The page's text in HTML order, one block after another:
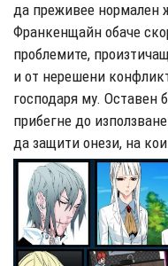
да преживее нормален
Франкенщайн обаче
проблемите,
и от нерешени
господаря му. Оставен
прибегне до
да защити онези, на